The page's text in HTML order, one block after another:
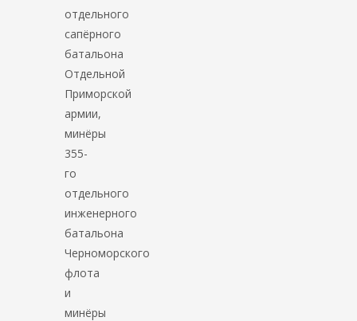
отдельного
сапёрного
батальона
Отдельной
Приморской
армии,
минёры
355-
го
отдельного
инженерного
батальона
Черноморского
флота
и
минёры